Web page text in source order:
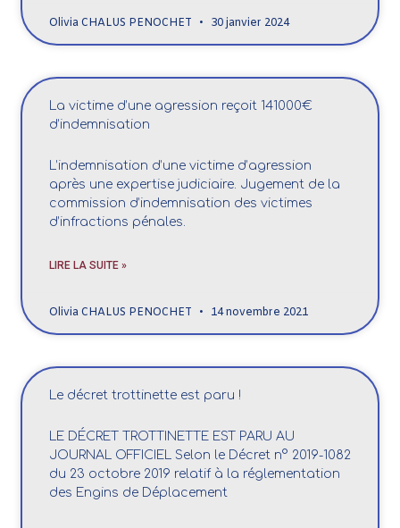
Olivia CHALUS PENOCHET 30 janvier 2024
La victime d’une agression reçoit 141000€
d’indemnisation
L’indemnisation d’une victime d’agression
après une expertise judiciaire. Jugement de la
commission d’indemnisation des victimes
d’infractions pénales.
LIRE LA SUITE »
Olivia CHALUS PENOCHET 14 novembre 2021
Le décret trottinette est paru !
LE DÉCRET TROTTINETTE EST PARU AU
JOURNAL OFFICIEL Selon le Décret n° 2019-1082
du 23 octobre 2019 relatif à la réglementation
des Engins de Déplacement